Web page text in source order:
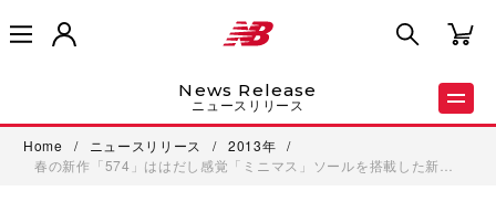
News Release
ニュースリリース
Home / ニュースリリース / 2013年
/
春の新作「574」ははだし感覚「ミニマス」ソールを搭載した新…